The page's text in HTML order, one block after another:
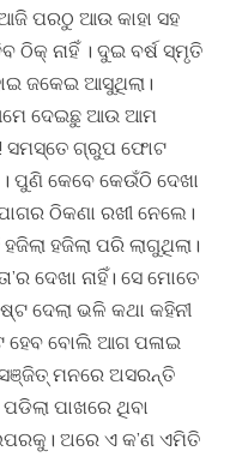
ପରଠୁ ଆଉ କାହା ସହ
ନାହିଁ । ଦୁଇ ବର୍ଷ ସ୍ମୃତି
ଜକେଇ ଆସୁଥିଲା।
ଦେଇଛୁ ଆଉ ଆମ
ସମସ୍ତେ ଗ୍ରୁପ ଫୋଟ
ପୁଣି କେବେ କେଉଁଠି ଦେଖା
ଠିକଣା ରଖୀ ନେଲେ।
ହଜିଲା ପରି ଲାଗୁଥିଲା।
ଦେଖା ନାହିଁ। ସେ ମୋତେ
ଦେଲା ଭଳି କଥା କହିନୀ
ହେବ ବୋଲି ଆଗ ପଳାଇ
ସଞ୍ଜିତ୍ ମନରେ ଅସରନ୍ତି
ପାଖରେ ଥିବା
ଅରେ ଏ କ’ଣ ଏମିତି